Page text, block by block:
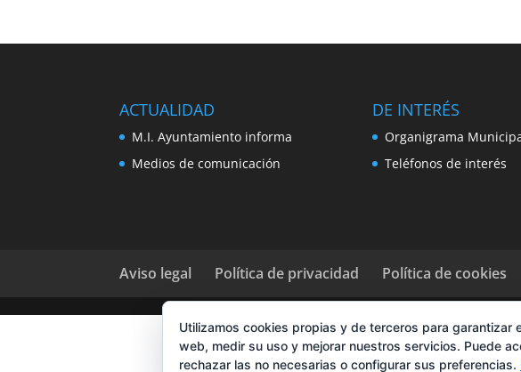
ACTUALIDAD
M.I. Ayuntamiento informa
Medios de comunicación
DE INTERÉS
Organigrama
Teléfonos de interés
Aviso legal Política de privacidad Política de cookies
Utilizamos cookies propias y de terceros para garantizar
web, medir su uso y mejorar nuestros servicios. Puede
rechazar las no necesarias o configurar sus preferencias.